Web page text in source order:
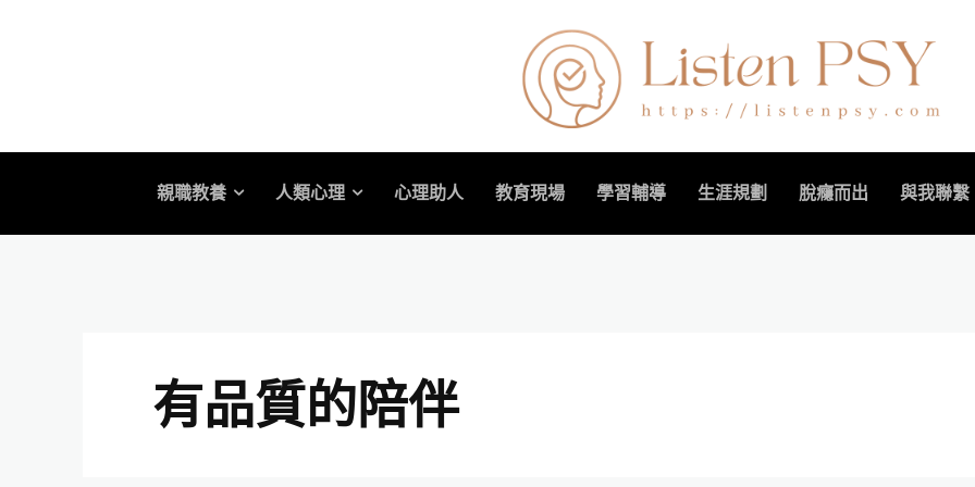
親職教養 人類心理 心理助人 教育現場 學習輔導 生涯規劃 脫癮而出 與我聯繫
有品質的陪伴